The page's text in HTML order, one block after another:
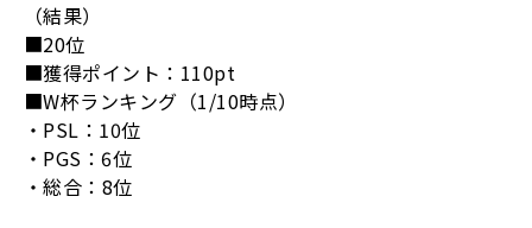
（結果）
■20位
■獲得ポイント： 110pt
■W杯ランキング（1/10時点）
・ PSL ： 10位
・ PGS ：6位
・総合： 8位